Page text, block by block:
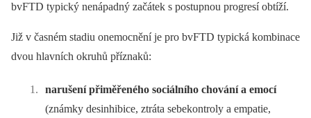
bvFTD typický nenápadný začátek s postupnou progresí obtíží.
Již v časném stadiu onemocnění je pro bvFTD typická kombinace
dvou hlavních okruhů příznaků:
narušení přiměřeného sociálního chování a emocí
(známky desinhibice, ztráta sebekontroly a empatie,